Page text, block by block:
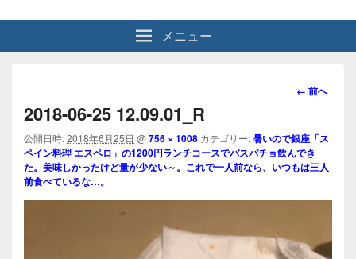
メニュー
画
ビ
ゲ
ー
← 前へ
2018-06-25 12.09.01_R
公開日時:2018年6月25日 @756 × 1008 カテゴリー:暑いので銀座「ス
ペイン料理 エスペロ」の1200円ランチコースでバスパチョ飲んでき
た。美味しかったけど量が少ない～。これで一人前なら、いつもは三人
前食べているな…。